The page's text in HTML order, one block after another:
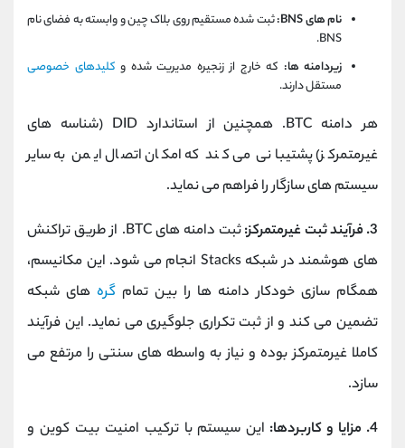
نام‌ های BNS:
ثبت ‌شده مستقیم روی بلاک چین و وابسته به فضای نام
BNS.
زیردامنه ‌ها: که خارج از زنجیره مدیریت شده و کلیدهای خصوصی
مستقل دارند.
هر دامنه BTC. همچنین از استاندارد DID (شناسه ‌های
غیرمتمرکز) پشتیبانی می کند که امکان اتصال ایمن به سایر
سیستم ‌های سازگار را فراهم می ‌نماید.
3. فرآیند ثبت غیرمتمرکز:
ثبت دامنه ‌های BTC. از طریق تراکنش
‌های هوشمند در شبکه Stacks انجام می ‌شود. این مکانیسم،
همگام‌ سازی خودکار دامنه ‌ها را بین تمام گره‌ های شبکه
تضمین می کند و از ثبت تکراری جلوگیری می ‌نماید. این فرآیند
کاملا غیرمتمرکز بوده و نیاز به واسطه ‌های سنتی را مرتفع می
‌سازد.
4. مزایا و کاربردها:
این سیستم با ترکیب امنیت بیت‌ کوین و